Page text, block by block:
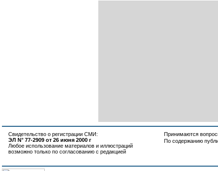
Свидетельство о регистрации СМИ:
ЭЛ N° 77-2909 от 26 июня 2000 г
Любое использование материалов и иллюстраций
возможно только по согласованию с редакцией
Принимаются
По содержанию